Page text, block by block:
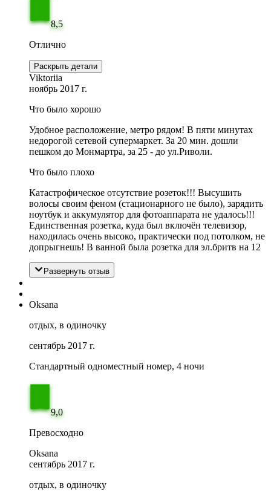
8,5
Отлично
Раскрыть детали
Viktoriia
ноябрь 2017 г.
Что было хорошо
Удобное расположение, метро рядом! В пяти минутах
недорогой сетевой супермаркет. За 20 мин. дошли
пешком до Монмартра, за 25 - до ул.Риволи.
Что было плохо
Катастрофическое отсутствие розеток!!! Высушить
волосы своим феном (стационарного не было), зарядить
ноутбук и аккумулятор для фотоаппарата не удалось!!!
Единственная розетка, куда был включён телевизор,
находилась очень высоко, практически под потолком, не
допрыгнешь! В ванной была розетка для эл.бритв на 12
Развернуть отзыв
Oksana
отдых, в одиночку
сентябрь 2017 г.
Стандартный одноместный номер, 4 ночи
9,0
Превосходно
Oksana
сентябрь 2017 г.
отдых, в одиночку